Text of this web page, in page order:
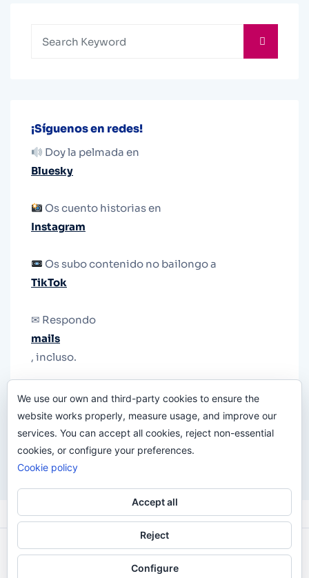
¡Síguenos en redes!
Doy la pelmada en
Bluesky
Os cuento historias en
Instagram
Os subo contenido no bailongo a
TikTok
✉ Respondo
mails
, incluso.
le quiten el teléfono.
Odi O'Malley © 2016-2025. Todos Los Derechos
Reservados.
We use our own and third-party cookies to ensure the
website works properly, measure usage, and improve our
services. You can accept all cookies, reject non-essential
cookies, or configure your preferences.
Cookie policy
Accept all
Reject
Configure